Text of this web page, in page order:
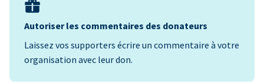
Autoriser les commentaires des donateurs
Laissez vos supporters écrire un commentaire à votre
organisation avec leur don.